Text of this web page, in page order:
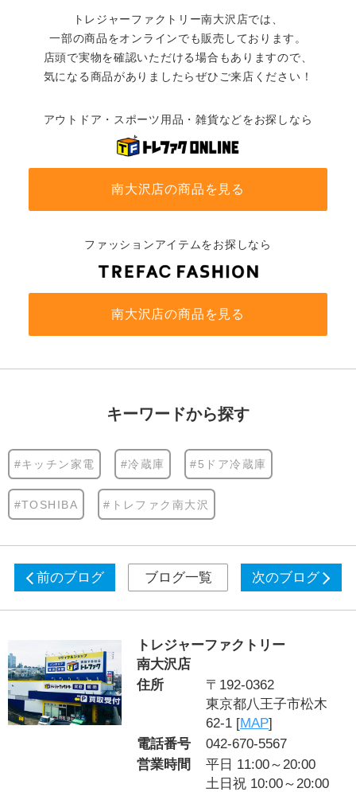
トレジャーファクトリー南大沢店では、
一部の商品をオンラインでも販売しております。
店頭で実物を確認いただける場合もありますので、
気になる商品がありましたらぜひご来店ください！
アウトドア・スポーツ用品・雑貨などをお探しなら
南大沢店の商品を見る
ファッションアイテムをお探しなら
南大沢店の商品を見る
キーワードから探す
#キッチン家電 #冷蔵庫 #5ドア冷蔵庫
#TOSHIBA #トレファク南大沢
前のブログ ブログ一覧 次のブログ
トレジャーファクトリー
南大沢店
住所
〒192-0362
東京都八王子市松木
62-1 [MAP]
電話番号
042-670-5567
営業時間
平日 11:00～20:00
土日祝 10:00～20:00